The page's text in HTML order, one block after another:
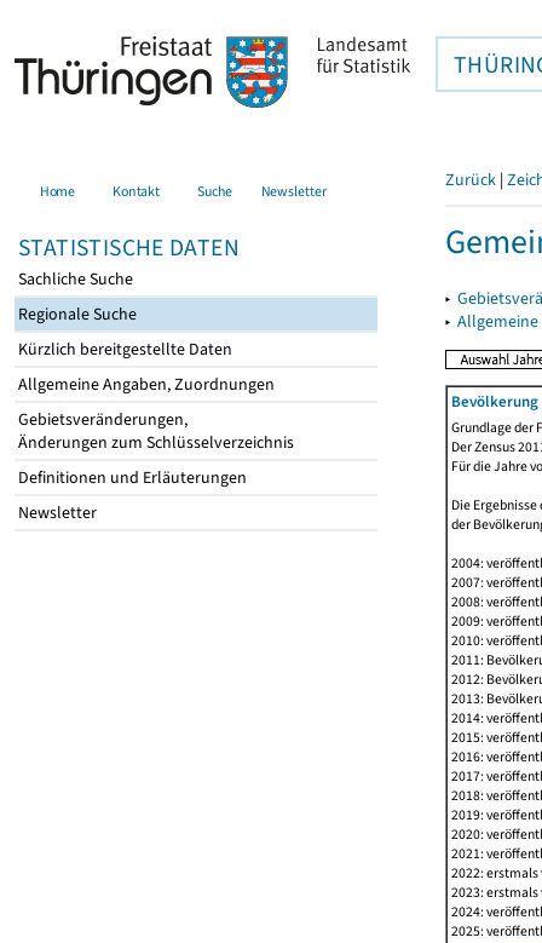
Home Kontakt Suche Newsletter
STATISTISCHE DATEN
Sachliche Suche
Regionale Suche
Kürzlich bereitgestellte Daten
Allgemeine Angaben, Zuordnungen
Gebietsveränderungen,
Änderungen zum Schlüsselverzeichnis
Definitionen und Erläuterungen
Newsletter
Zurück |
▸
▸
Grundlage der
Der Zensus
Für die Jahre
Die
der
2004:
2007:
2008:
2009:
2010:
2011:
2012:
2013:
2014:
2015:
2016:
2017:
2018:
2019:
2020:
2021:
2022:
2023:
2024:
2025: